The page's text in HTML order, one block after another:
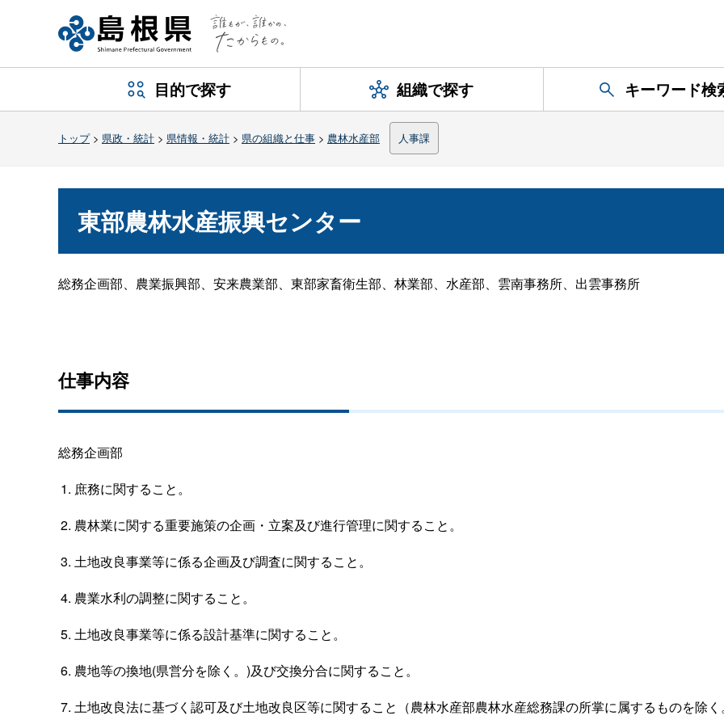
目的で探す 組織で探す キーワード検
トップ> 県政・統計 > 県情報・統計 > 県の組織と仕事 > 農林水産部 人事課
東部農林水産振興センター
総務企画部、農業振興部、安来農業部、東部家畜衛生部、林業部、水産部、雲南事務所、出雲事務所
仕事内容
総務企画部
庶務に関すること。
農林業に関する重要施策の企画・立案及び進行管理に関すること。
土地改良事業等に係る企画及び調査に関すること。
農業水利の調整に関すること。
土地改良事業等に係る設計基準に関すること。
農地等の換地(県営分を除く。)及び交換分合に関すること。
土地改良法に基づく認可及び土地改良区等に関すること（農林水産部農林水産総務課の所掌に属するものを除